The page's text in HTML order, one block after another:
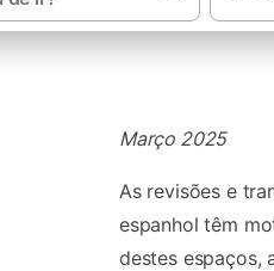
Março 2025
As revisões e
espanhol têm
destes espaços,